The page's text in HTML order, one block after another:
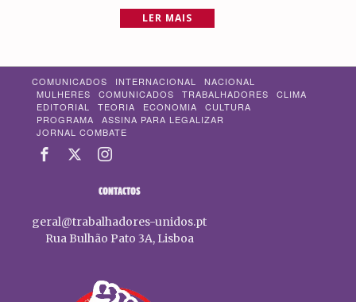
LER MAIS
COMUNICADOS INTERNACIONAL
NACIONAL
MULHERES
COMUNICADOS TRABALHADORES
CLIMA
EDITORIAL
TEORIA ECONOMIA
CULTURA
PROGRAMA
ASSINA PARA LEGALIZAR
JORNAL COMBATE
CONTACTOS
geral@trabalhadores-unidos.pt
Rua Bulhão Pato 3A, Lisboa